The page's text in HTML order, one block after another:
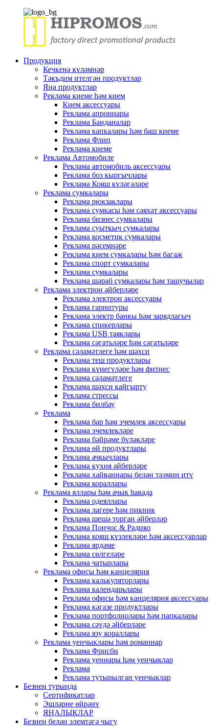
Продукция
Кечкенә күләмнәр
Тәкъдим ителгән продуктлар
Яңа продуктлар
Реклама киеме һәм кием
Кием аксессуары
Реклама апроннары
Реклама Банданалар
Реклама капкалары һәм баш киеме
Реклама Флип
Реклама киеме
Реклама Автомобиле
Реклама автомобиль аксессуары
Реклама боз кыргычлары
Реклама Кояш күләгәләре
Реклама сумкалары
Реклама рюкзаклары
Реклама сумкасы һәм сәяхәт аксессуары
Реклама бизнес сумкалары
Реклама суыткыч сумкалары
Реклама косметик сумкалары
Реклама рәсемнәре
Реклама кием сумкалары һәм багаж
Реклама спорт сумкалары
Реклама сумкалары
Реклама шәраб сумкалары һәм ташучылар
Реклама электрон әйберләре
Реклама электрон аксессуары
Реклама гарнитуры
Реклама электр банкы һәм зарядлагыч
Реклама спикерлары
Реклама USB таяклары
Реклама сәгатьләре һәм сәгатьләре
Реклама сәламәтлеге һәм шәхси
Реклама теш продуктлары
Реклама күнегүләре һәм фитнес
Реклама сәламәтлеге
Реклама шәхси кайгырту
Реклама стрессы
Реклама билбау
Реклама
Реклама бар һәм эчемлек аксессуары
Реклама эчемлекләре
Реклама бәйрәме бүләкләре
Реклама өй продуктлары
Реклама ачкычлары
Реклама кухня әйберләре
Реклама хайваннары белән тәэмин итү
Реклама кораллары
Реклама яллары һәм ачык һавада
Реклама одеяллары
Реклама лагере һәм пикник
Реклама шешә торган әйберләр
Реклама Пончос & Радико
Реклама кояш күзлекләре һәм аксессуарлар
Реклама ярдәме
Реклама сөлгеләре
Реклама чатырлары
Реклама офисы һәм канцелярия
Реклама калькуляторлары
Реклама календарьлары
Реклама офисы һәм канцелярия аксессуары
Реклама кәгазе продуктлары
Реклама портфолиолары һәм папкалары
Реклама сәүдә әйберләре
Реклама язу кораллары
Реклама уенчыклары һәм романнар
Реклама Фрисби
Реклама уеннары һәм уенчыклар
Реклама
Реклама тутырылган уенчыклар
Безнең турында
Сертификатлар
Эшләрне өйрәнү
ЯҢАЛЫКЛАР
Безнең белән элемтәгә чыгу